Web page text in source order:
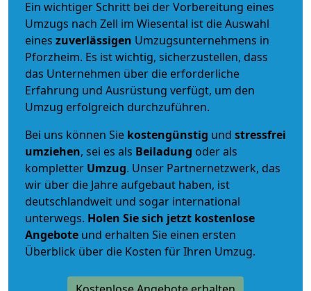
Ein wichtiger Schritt bei der Vorbereitung eines
Umzugs nach Zell im Wiesental ist die Auswahl
eines zuverlässigen Umzugsunternehmens in
Pforzheim. Es ist wichtig, sicherzustellen, dass
das Unternehmen über die erforderliche
Erfahrung und Ausrüstung verfügt, um den
Umzug erfolgreich durchzuführen.
Bei uns können Sie kostengünstig und stressfrei
umziehen, sei es als Beiladung oder als
kompletter Umzug. Unser Partnernetzwerk, das
wir über die Jahre aufgebaut haben, ist
deutschlandweit und sogar international
unterwegs. Holen Sie sich jetzt kostenlose
Angebote und erhalten Sie einen ersten
Überblick über die Kosten für Ihren Umzug.